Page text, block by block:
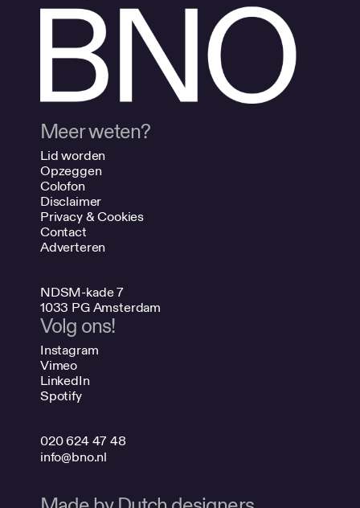
Meer weten?
Lid worden
Opzeggen
Colofon
Disclaimer
Privacy & Cookies
Contact
Adverteren
NDSM-kade 7
1033 PG Amsterdam
Volg ons!
Instagram
Vimeo
LinkedIn
Spotify
020 624 47 48
info@bno.nl